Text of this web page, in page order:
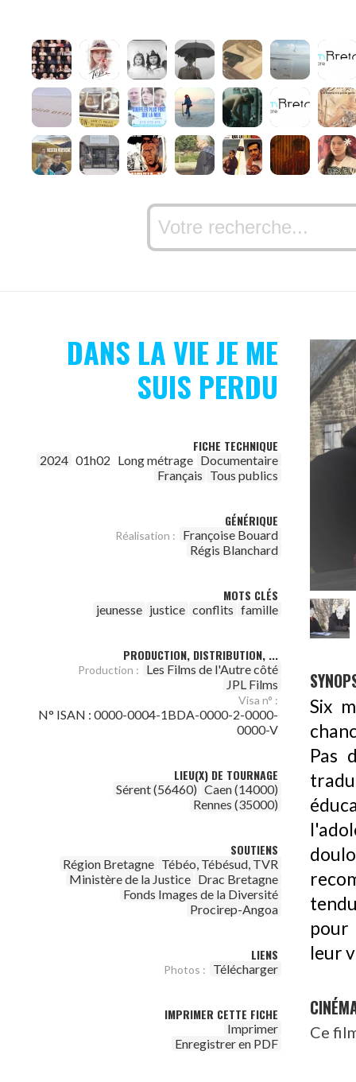
DANS LA VIE JE ME
SUIS PERDU
FICHE TECHNIQUE
2024 01h02 Long métrage Documentaire
Français Tous publics
GÉNÉRIQUE
Réalisation :
Françoise Bouard
Régis Blanchard
MOTS CLÉS
jeunesse justice conflits famille
PRODUCTION, DISTRIBUTION, ...
Production :
Les Films de l'Autre côté
JPL Films
Visa n° :
N° ISAN : 0000-0004-1BDA-0000-2-0000-
0000-V
LIEU(X) DE TOURNAGE
Sérent (56460) Caen (14000)
Rennes (35000)
SOUTIENS
Région Bretagne Tébéo, Tébésud, TVR
Ministère de la Justice Drac Bretagne
Fonds Images de la Diversité
Procirep-Angoa
LIENS
Photos : Télécharger
IMPRIMER CETTE FICHE
Imprimer
Enregistrer en PDF
Six
Pas
pour
leur
Ce